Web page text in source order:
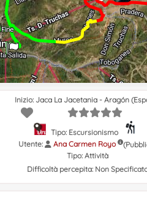
Fine
Inizio: Jaca La Jacetania - Aragón
Tipo: Escursionismo
Utente:
Ana Carmen Royo
Tipo: Attività
Difficoltà percepita: Non